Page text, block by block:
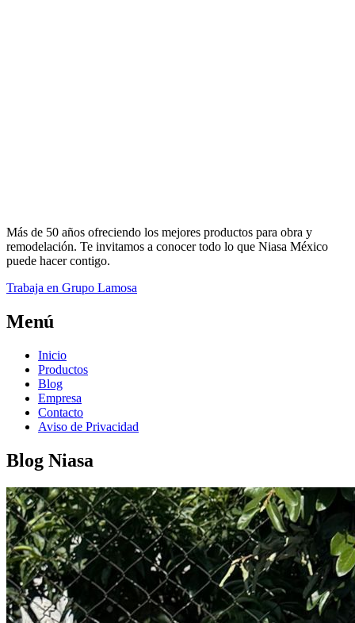
Más de 50 años ofreciendo los mejores productos para obra y
remodelación. Te invitamos a conocer todo lo que Niasa México
puede hacer contigo.
Trabaja en Grupo Lamosa
Menú
Inicio
Productos
Blog
Empresa
Contacto
Aviso de Privacidad
Blog Niasa